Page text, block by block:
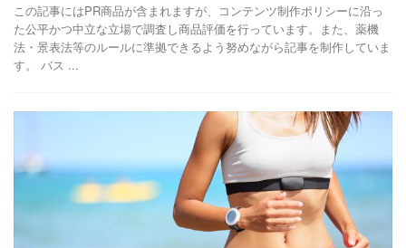
この記事にはPR商品が含まれますが、コンテンツ制作ポリシーに沿っ
た公平かつ中立な立場で調査し商品評価を行っています。また、薬機
法・景表法等のルールに準拠できるよう努めながら記事を制作していま
す。 バス ...